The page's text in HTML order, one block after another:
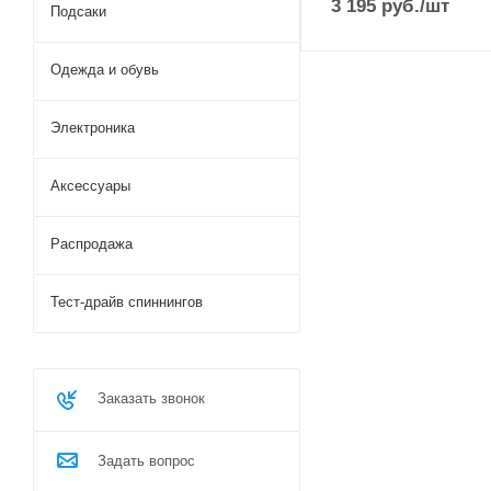
extra fast
3 195 руб./шт
Подсаки
Одежда и обувь
Электроника
Аксессуары
Распродажа
Тест-драйв спиннингов
Заказать звонок
Задать вопрос